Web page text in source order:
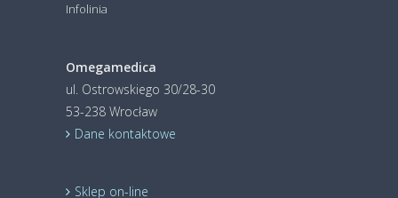
Infolinia
Omegamedica
ul. Ostrowskiego 30/28-30
53-238 Wrocław
Dane kontaktowe
Sklep on-line